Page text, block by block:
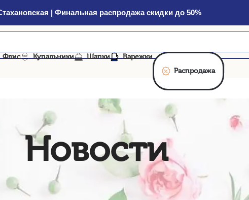
| Финальная распродажа скидки до 50%
Флис Купальники Шапки
Варежки
Распродажа
Новости